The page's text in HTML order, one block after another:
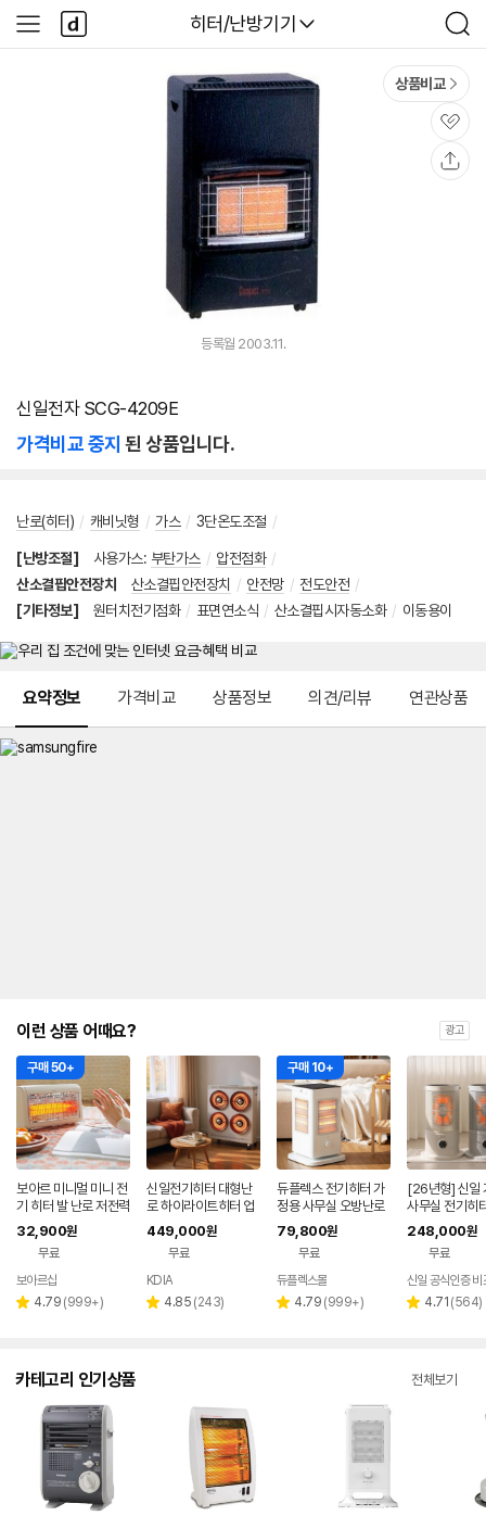
다나와
히터/난방기기
검
색
사
이
다
나
와
상품비교
관
심
등록월 2003.11.
신일전자 SCG-4209E
가격비교 중지 된 상품입니다.
난로(히터) / 캐비닛형 / 가스 / 3단온도조절 /
[난방조절] 사용가스: 부탄가스 / 압전점화 /
산소결핍안전장치
산소결핍안전장치 / 안전망 / 전도안전 /
[기타정보]
원터치전기점화 / 표면연소식 / 산소결핍시자동소화 / 이동용이
요약정보 가격비교 상품정보 의견/리뷰 연관상품
이런 상품 어때요? 광고
구매 50+
보아르 미니멀 미니 전
기 히터 발 난로 저전력
400W 캠핑 사무실
가정용 3중 안전장치
32,900원
무료
페이
보아르샵
별 4.79 리
(999+)
신일전기히터 대형난
로 하이라이트히터 업
소용 난방기 스토브 온
열기 사무실
449,000원
무료
KDIA
별 4.85 리
(243)
구매 10+
듀플렉스 전기히터 가
정용 사무실 오방난로
H5
79,800원
무료
듀플렉스몰
별 4.79 리
(999+)
[26년형] 신일
사무실 전기히
난로 난방기 스
코 + 상부망 포
248,000원
무료
별 4.71 리
(564)
카테고리 인기상품 전체보기